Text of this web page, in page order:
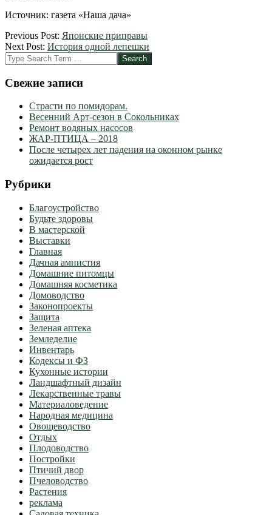
Источник: газета «Наша дача»
2012-
03-
19
Previous Post: Японские приправы
Next Post: История одной лепешки
Search
Свежие записи
Страсти по помидорам.
Весенний Арт-сезон в Сокольниках
Ремонт водяных насосов
ЖАР-ПТИЦА – 2018
После четырех лет падения на оконном рынке
ожидается рост
Рубрики
Благоустройство
Будьте здоровы
В мастерской
Выставки
Главная
Дачная амнистия
Домашние питомцы
Домашняя косметика
Домоводство
Законопроекты
Защита
Зеленая аптека
Земледелие
Инвентарь
Кодексы и ФЗ
Кухонные истории
Ландшафтный дизайн
Лекарственные травы
Материаловедение
Народная медицина
Овощеводство
Отдых
Плодоводство
Постройки
Птичий двор
Пчеловодство
Растения
реклама